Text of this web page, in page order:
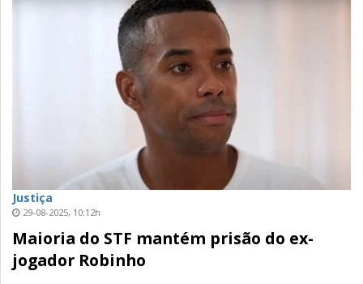
Justiça
29-08-2025, 10:12h
Maioria do STF mantém prisão do ex-
jogador Robinho